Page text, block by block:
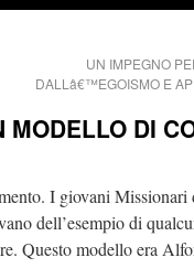
UN IMPEGNO
DALLâ€™EGOISMO E
DI
I giovani Missionari
dell’esempio di
Questo modello era